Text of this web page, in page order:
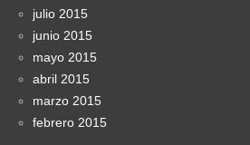
julio 2015
junio 2015
mayo 2015
abril 2015
marzo 2015
febrero 2015